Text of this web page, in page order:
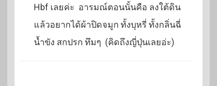
Hbf เลยค่ะ อารมณ์ตอนนั้นคือ ลงใต้ดิน
แล้วอยากได้ผ้าปิดจมูก ทั้งบุหรี่ ทั้งกลิ่นฉี่
น้ำขัง สกปรก ทึมๆ (คิดถึงญี่ปุ่นเลยอ่ะ)